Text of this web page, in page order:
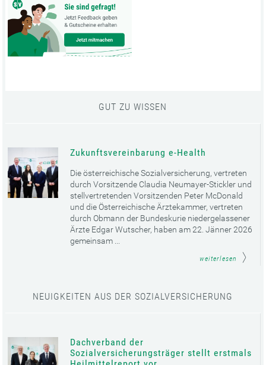
GUT ZU WISSEN
Zukunftsvereinbarung e-Health
Die österreichische Sozialversicherung, vertreten
durch Vorsitzende Claudia Neumayer-Stickler und
stellvertretenden Vorsitzenden Peter McDonald
und die Österreichische Ärztekammer, vertreten
durch Obmann der Bundeskurie niedergelassener
Ärzte Edgar Wutscher, haben am 22. Jänner 2026
gemeinsam ...
weiterlesen
NEUIGKEITEN AUS DER SOZIALVERSICHERUNG
Dachverband der
Sozialversicherungsträger stellt erstmals